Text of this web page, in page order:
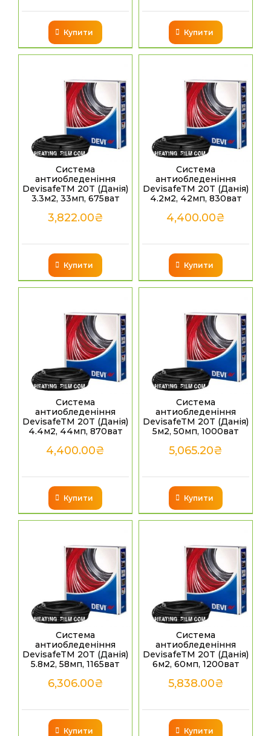
Купити Купити
Система
антиобледеніння
DevisafeTM 20T (Данія)
3.3м2, 33мп, 675ват
3,822.00₴
Купити
Система
антиобледеніння
DevisafeTM 20T (Данія)
4.2м2, 42мп, 830ват
4,400.00₴
Купити
Система
антиобледеніння
DevisafeTM 20T (Данія)
4.4м2, 44мп, 870ват
4,400.00₴
Купити
Система
антиобледеніння
DevisafeTM 20T (Данія)
5м2, 50мп, 1000ват
5,065.20₴
Купити
Система
антиобледеніння
DevisafeTM 20T (Данія)
5.8м2, 58мп, 1165ват
6,306.00₴
Купити
Система
антиобледеніння
DevisafeTM 20T (Данія)
6м2, 60мп, 1200ват
5,838.00₴
Купити